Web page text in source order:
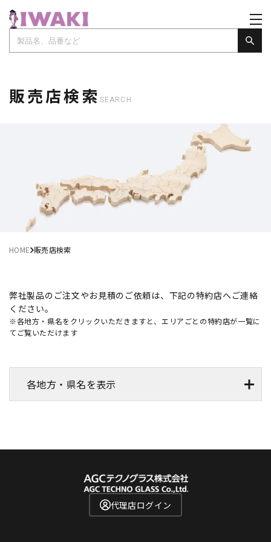
販売店検索 SEARCH
HOME 販売店検索
弊社製品のご注文やお見積のご依頼は、下記の特約店へご連絡
ください。
※各地方・県名をクリックいただきますと、エリアごとの特約店が一覧に
てご覧いただけます
各地方・県名を表示
代理店ログイン